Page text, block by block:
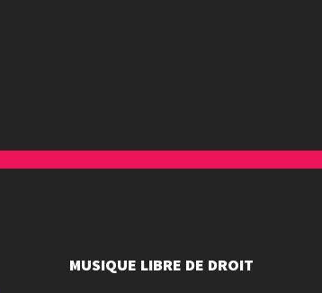
MUSIQUE LIBRE DE DROIT